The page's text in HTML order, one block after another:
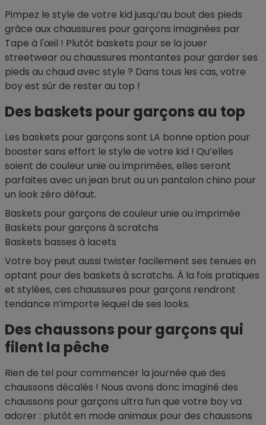
Pimpez le style de votre kid jusqu’au bout des pieds
grâce aux chaussures pour garçons imaginées par
Tape à l'œil ! Plutôt baskets pour se la jouer
streetwear ou chaussures montantes pour garder ses
pieds au chaud avec style ? Dans tous les cas, votre
boy est sûr de rester au top !
Des baskets pour garçons au top
Les baskets pour garçons sont LA bonne option pour
booster sans effort le style de votre kid ! Qu’elles
soient de couleur unie ou imprimées, elles seront
parfaites avec un jean brut ou un pantalon chino pour
un look zéro défaut.
Baskets pour garçons de couleur unie ou imprimée
Baskets pour garçons à scratchs
Baskets basses à lacets
Votre boy peut aussi twister facilement ses tenues en
optant pour des baskets à scratchs. À la fois pratiques
et stylées, ces chaussures pour garçons rendront
tendance n’importe lequel de ses looks.
Des chaussons pour garçons qui
filent la pêche
Rien de tel pour commencer la journée que des
chaussons décalés ! Nous avons donc imaginé des
chaussons pour garçons ultra fun que votre boy va
adorer : plutôt en mode animaux pour des chaussons